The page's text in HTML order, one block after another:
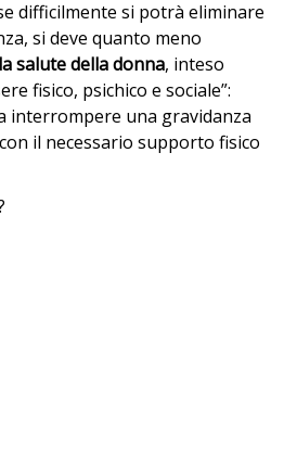
difficilmente si potrà eliminare
si deve quanto meno
salute della donna, inteso
fisico, psichico e sociale”:
interrompere una gravidanza
il necessario supporto fisico